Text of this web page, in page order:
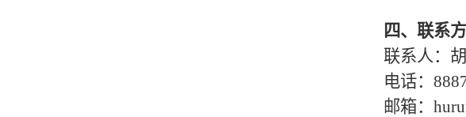
四、联系
联系人：
电话：
邮箱：